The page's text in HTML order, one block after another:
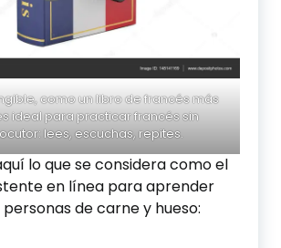
como un libro de francés más
ideal para practicar francés sin
lees, escuchas, repites.
lo que se considera como el
en línea para aprender
de carne y hueso: